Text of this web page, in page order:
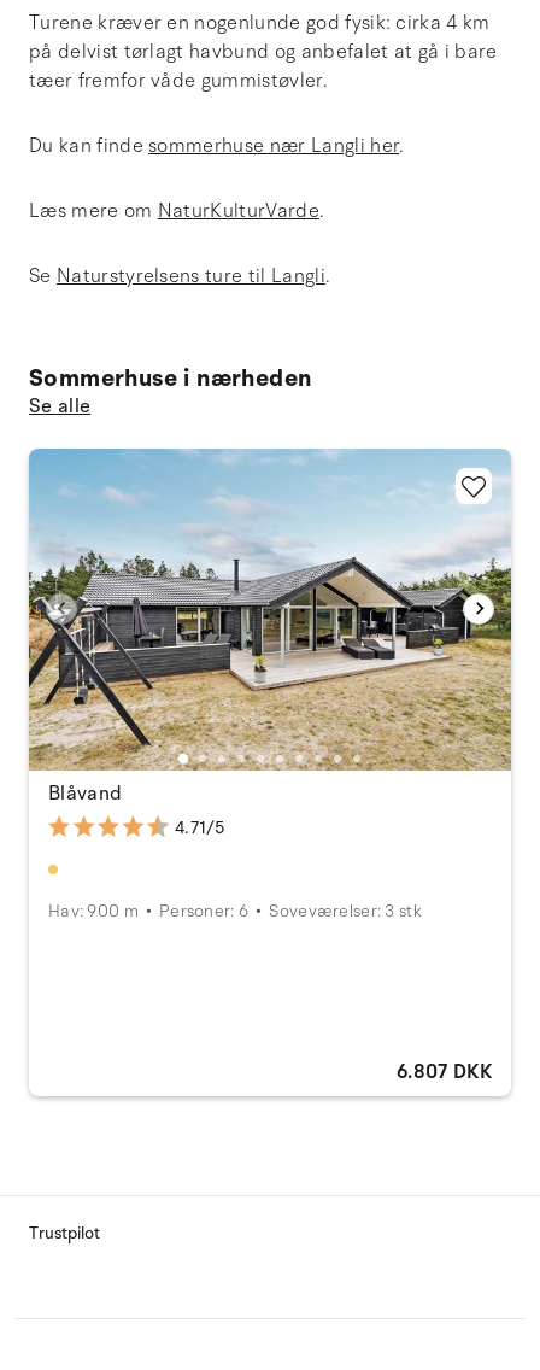
Turene kræver en nogenlunde god fysik: cirka 4 km
på delvist tørlagt havbund og anbefalet at gå i bare
tæer fremfor våde gummistøvler.
Du kan finde sommerhuse nær Langli her.
Læs mere om NaturKulturVarde.
Se Naturstyrelsens ture til Langli.
Sommerhuse i nærheden
Se alle
Blåvand
4.71/5
Hav: 900 m Personer: 6 Soveværelser: 3 stk
6.807 DKK
Trustpilot